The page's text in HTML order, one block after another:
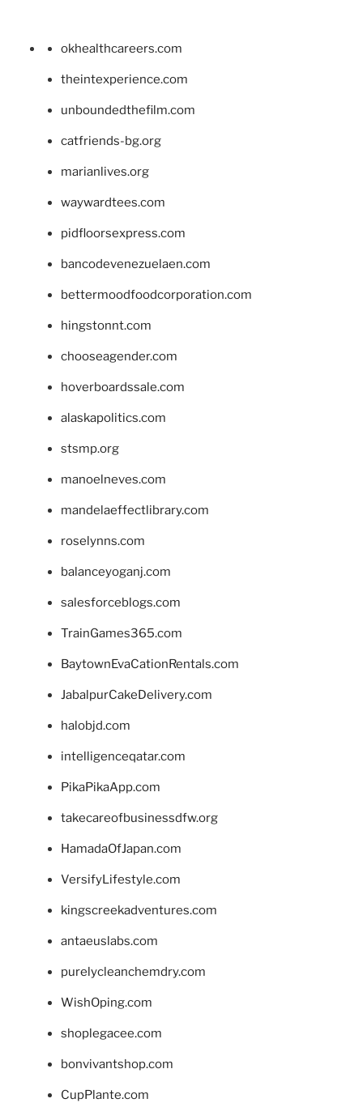
okhealthcareers.com
theintexperience.com
unboundedthefilm.com
catfriends-bg.org
marianlives.org
waywardtees.com
pidfloorsexpress.com
bancodevenezuelaen.com
bettermoodfoodcorporation.com
hingstonnt.com
chooseagender.com
hoverboardssale.com
alaskapolitics.com
stsmp.org
manoelneves.com
mandelaeffectlibrary.com
roselynns.com
balanceyoganj.com
salesforceblogs.com
TrainGames365.com
BaytownEvaCationRentals.com
JabalpurCakeDelivery.com
halobjd.com
intelligenceqatar.com
PikaPikaApp.com
takecareofbusinessdfw.org
HamadaOfJapan.com
VersifyLifestyle.com
kingscreekadventures.com
antaeuslabs.com
purelycleanchemdry.com
WishOping.com
shoplegacee.com
bonvivantshop.com
CupPlante.com